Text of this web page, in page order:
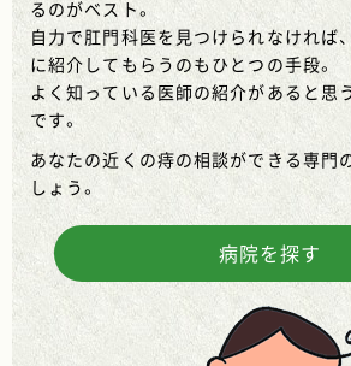
るのがベスト。
自力で肛門科医を見つけられなければ
に紹介してもらうのもひとつの手段。
よく知っている医師の紹介があると思
です。
あなたの近くの痔の相談ができる専門
しょう。
病院を探す